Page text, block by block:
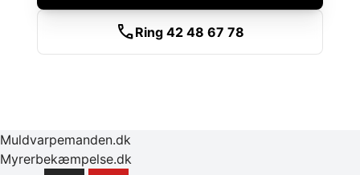
callRing 42 48 67 78
Muldvarpemanden.dk
Myrerbekæmpelse.dk